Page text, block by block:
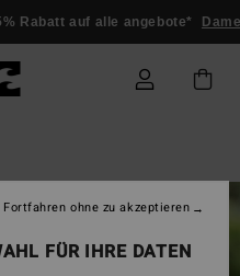
Rabatt auf alle angebote* Damen
FÜR IHRE DATEN
Fortfahren ohne zu akzeptieren